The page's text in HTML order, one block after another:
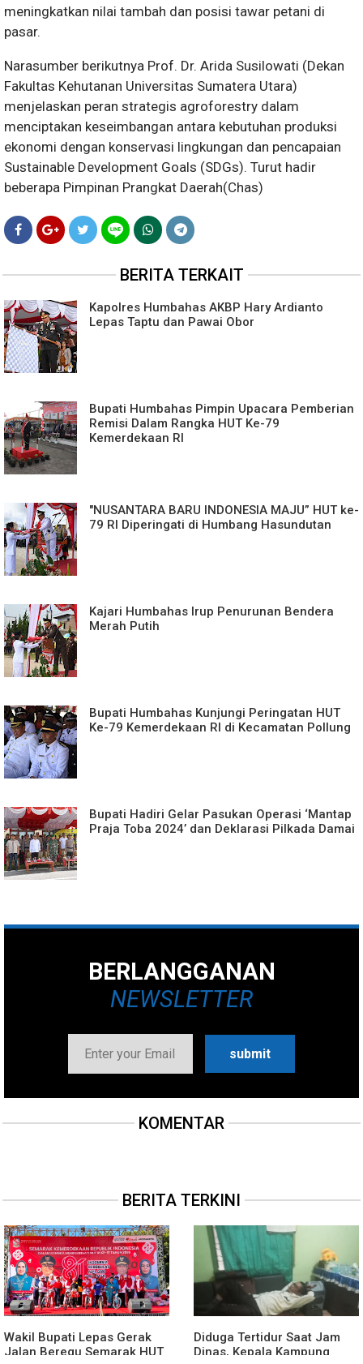
meningkatkan nilai tambah dan posisi tawar petani di
pasar.
Narasumber berikutnya Prof. Dr. Arida Susilowati (Dekan
Fakultas Kehutanan Universitas Sumatera Utara)
menjelaskan peran strategis agroforestry dalam
menciptakan keseimbangan antara kebutuhan produksi
ekonomi dengan konservasi lingkungan dan pencapaian
Sustainable Development Goals (SDGs). Turut hadir
beberapa Pimpinan Prangkat Daerah(Chas)
BERITA TERKAIT
Kapolres Humbahas AKBP Hary Ardianto
Lepas Taptu dan Pawai Obor
Bupati Humbahas Pimpin Upacara Pemberian
Remisi Dalam Rangka HUT Ke-79
Kemerdekaan RI
"NUSANTARA BARU INDONESIA MAJU” HUT ke-
79 RI Diperingati di Humbang Hasundutan
Kajari Humbahas Irup Penurunan Bendera
Merah Putih
Bupati Humbahas Kunjungi Peringatan HUT
Ke-79 Kemerdekaan RI di Kecamatan Pollung
Bupati Hadiri Gelar Pasukan Operasi ‘Mantap
Praja Toba 2024’ dan Deklarasi Pilkada Damai
BERLANGGANAN
NEWSLETTER
KOMENTAR
BERITA TERKINI
Wakil Bupati Lepas Gerak
Jalan Beregu Semarak HUT
Diduga Tertidur Saat Jam
Dinas, Kepala Kampung